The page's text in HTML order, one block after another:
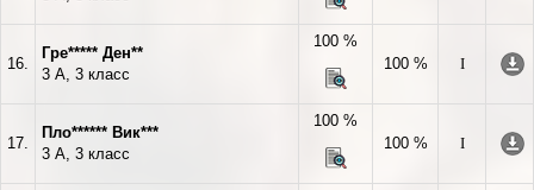
16.
Гре***** Ден**
3 А, 3 класс
100 %
100 %
I
17.
Пло****** Вик***
3 А, 3 класс
100 %
100 %
I